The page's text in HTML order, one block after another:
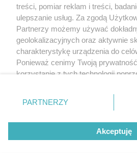
nowotwory.
powiązano z ponad
schorzeniami
treści, pomiar reklam i treści,
ulepszanie usług. Za zgodą
Partnerzy możemy używać
geolokalizacyjnych oraz aktywnie
charakterystykę urządzenia do
Ponieważ cenimy Twoją
korzystanie z tych technologii
zmienić/wycofać klikając przycisk
znajdujący się w lewym dolnym
rodzaje przetwarzania danych nie
użytkownika, ale masz prawo
przetwarzaniu. Preferencje będą
PARTNERZY
Akceptuję